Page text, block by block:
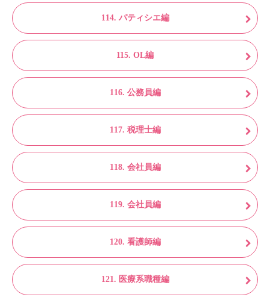
114. パティシエ編
115. OL編
116. 公務員編
117. 税理士編
118. 会社員編
119. 会社員編
120. 看護師編
121. 医療系職種編